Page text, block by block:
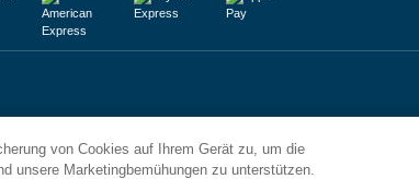
von Cookies auf Ihrem Gerät zu, um die
unsere Marketingbemühungen zu unterstützen.